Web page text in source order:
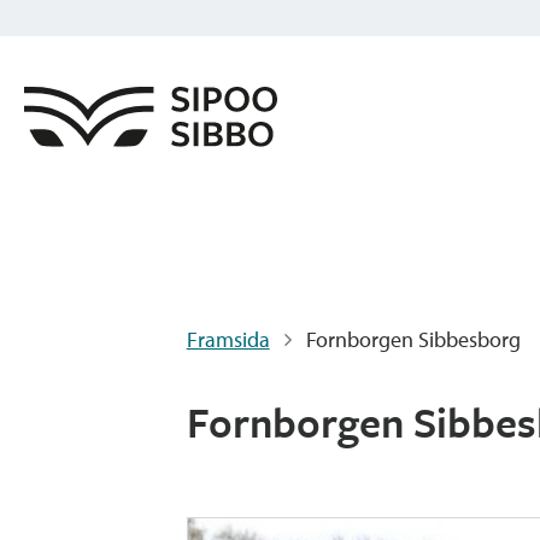
Framsida Fornborgen Sibbesborg
Fornborgen